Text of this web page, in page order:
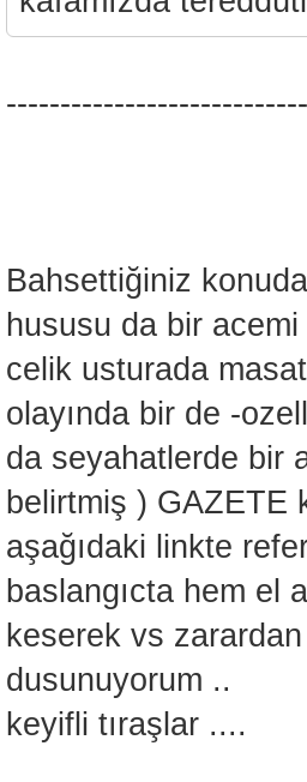
Bahsettiğiniz
hususu da bir
celik usturada
olayında bir de -
da seyahatlerde bir
belirtmiş ) GAZETE
aşağıdaki linkte
baslangıcta hem el
keserek vs
dusunuyorum ..
keyifli tıraşlar ....